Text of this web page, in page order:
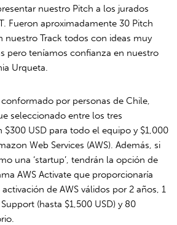
nuestro Pitch a los jurados
Fueron aproximadamente 30 Pitch
nuestro Track todos con ideas muy
pero teníamos confianza en nuestro
Urqueta.
por personas de Chile,
seleccionado entre los tres
$300 USD para todo el equipo y $1,000
Web Services (AWS). Además, si
una ‘startup’, tendrán la opción de
AWS Activate que proporcionaría
de AWS válidos por 2 años, 1
(hasta $1,500 USD) y 80